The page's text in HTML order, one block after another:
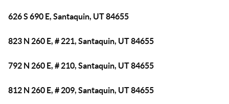
626 S 690 E, Santaquin, UT 84655
823 N 260 E, # 221, Santaquin, UT 84655
792 N 260 E, # 210, Santaquin, UT 84655
812 N 260 E, # 209, Santaquin, UT 84655